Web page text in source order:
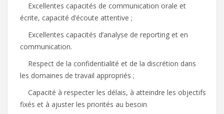
 Excellentes capacités de communication orale et
écrite, capacité d’écoute attentive ;
 Excellentes capacités d’analyse de reporting et en
communication.
 Respect de la confidentialité et de la discrétion dans
les domaines de travail appropriés ;
 Capacité à respecter les délais, à atteindre les objectifs
fixés et à ajuster les priorités au besoin